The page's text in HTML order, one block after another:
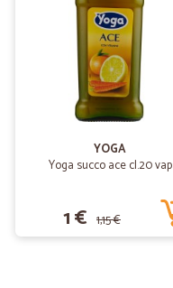
YOGA
Yoga succo ace cl.20 vap
1 € 1,15 €